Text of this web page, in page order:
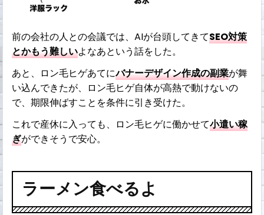
前の会社の人との会議では、AIが台頭してきてSEO対策
とかもう難しいよなあという話をした。
あと、ロン毛ヒゲあてにバナーデザイン作成の副業が舞
い込んできたが、ロン毛ヒゲ自体が高熱で動けないの
で、期限伸ばすことを条件に引き受けた。
これで産休に入っても、ロン毛ヒゲに働かせて小遣い稼
ぎができそうで安心。
ラーメン食べるよ